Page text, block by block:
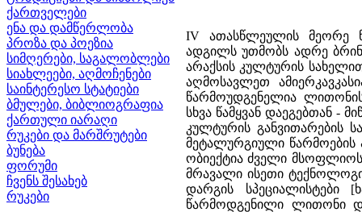
ქართველები
ენა და დამწერლობა
პროზა და პოეზია
სიმღერები, საგალობლები
სიახლეები, აღმოჩენები
საინტერესო სტატიები
ბმულები, ბიბლიოგრაფია
ქართული იარაღი
რუკები და მარშრუტები
ბუნება
ფორუმი
ჩვენს შესახებ
რუკები
IV ათასწლეულის მეორე
ადგილს უთმობს ადრე
არაქსის კულტურის
აღმოსავლეთ
წარმოუდგენელია
სხვა წამყვან დაეგებთან -
კულტურის განვითარების
მეტალურგიული წარმოების
ობიექტია ძველი
მრავალი ისეთი
დარგის სპეციალისტები
წარმოდგენილი ლითონი